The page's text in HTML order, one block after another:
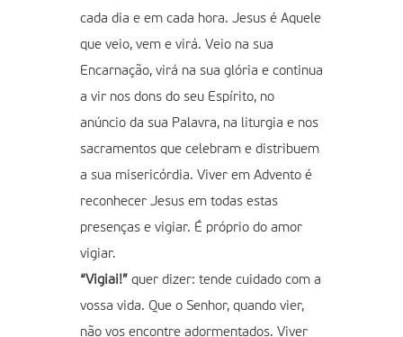
cada dia e em cada hora. Jesus é Aquele
que veio, vem e virá. Veio na sua
Encarnação, virá na sua glória e continua
a vir nos dons do seu Espírito, no
anúncio da sua Palavra, na liturgia e nos
sacramentos que celebram e distribuem
a sua misericórdia. Viver em Advento é
reconhecer Jesus em todas estas
presenças e vigiar. É próprio do amor
vigiar.
“Vigiai!” quer dizer: tende cuidado com a
vossa vida. Que o Senhor, quando vier,
não vos encontre adormentados. Viver